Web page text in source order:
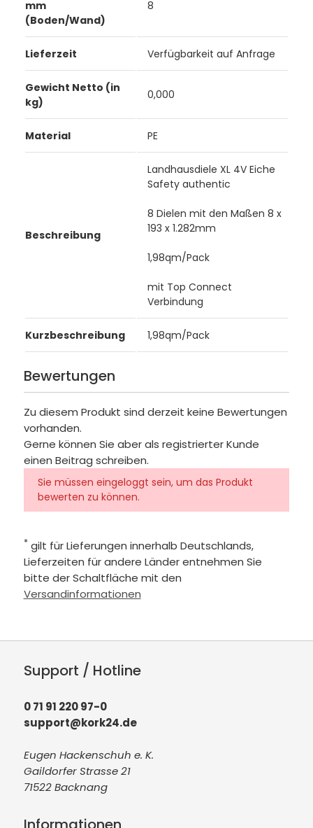
mm
(Boden/Wand)
8
Lieferzeit Verfügbarkeit auf Anfrage
Gewicht Netto (in
kg)
0,000
Material PE
Beschreibung
Landhausdiele XL 4V Eiche
Safety authentic
8 Dielen mit den Maßen 8 x
193 x 1.282mm
1,98qm/Pack
mit Top Connect
Verbindung
Kurzbeschreibung 1,98qm/Pack
Bewertungen
Zu diesem Produkt sind derzeit keine Bewertungen
vorhanden.
Gerne können Sie aber als registrierter Kunde
einen Beitrag schreiben.
Sie müssen eingeloggt sein, um das Produkt
bewerten zu können.
* gilt für Lieferungen innerhalb Deutschlands,
Lieferzeiten für andere Länder entnehmen Sie
bitte der Schaltfläche mit den
Versandinformationen
Support / Hotline
0 71 91 220 97-0
support@kork24.de
Eugen Hackenschuh e. K.
Gaildorfer Strasse 21
71522 Backnang